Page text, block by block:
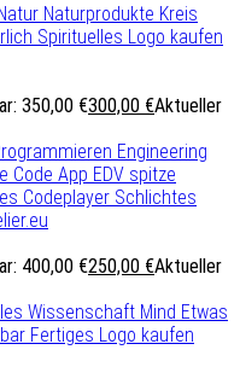
350,00 €300,00 €Aktueller
400,00 €250,00 €Aktueller